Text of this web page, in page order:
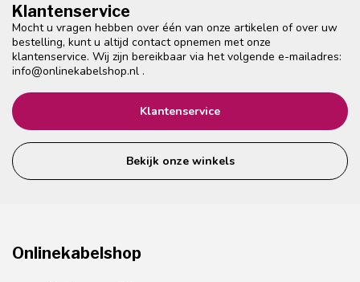
Klantenservice
Mocht u vragen hebben over één van onze artikelen of over uw
bestelling, kunt u altijd contact opnemen met onze
klantenservice. Wij zijn bereikbaar via het volgende e-mailadres:
info@onlinekabelshop.nl .
Klantenservice
Bekijk onze winkels
Onlinekabelshop